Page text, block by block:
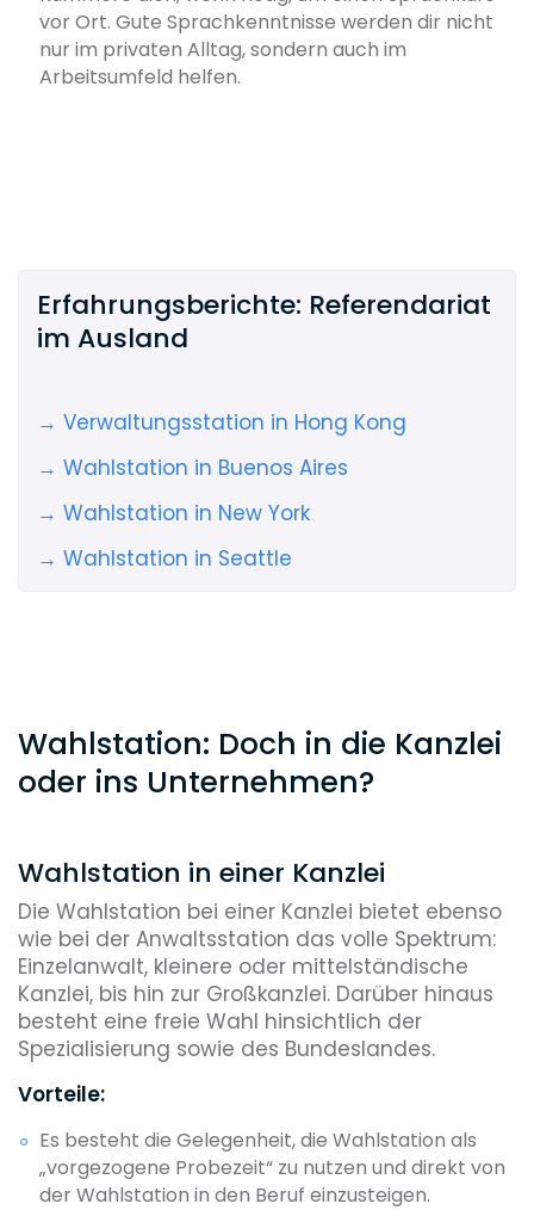
vor Ort. Gute Sprachkenntnisse werden dir nicht
nur im privaten Alltag, sondern auch im
Arbeitsumfeld helfen.
Erfahrungsberichte: Referendariat
im Ausland
→ Verwaltungsstation in Hong Kong
→ Wahlstation in Buenos Aires
→ Wahlstation in New York
→ Wahlstation in Seattle
Wahlstation: Doch in die Kanzlei
oder ins Unternehmen?
Wahlstation in einer Kanzlei
Die Wahlstation bei einer Kanzlei bietet ebenso
wie bei der Anwaltsstation das volle Spektrum:
Einzelanwalt, kleinere oder mittelständische
Kanzlei, bis hin zur Großkanzlei. Darüber hinaus
besteht eine freie Wahl hinsichtlich der
Spezialisierung sowie des Bundeslandes.
Vorteile:
Es besteht die Gelegenheit, die Wahlstation als
„vorgezogene Probezeit“ zu nutzen und direkt von
der Wahlstation in den Beruf einzusteigen.